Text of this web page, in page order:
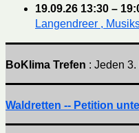
19.09.26 13:30 –
Langendreer ,
BoKlima Trefen : Jeden
Waldretten -- Petition